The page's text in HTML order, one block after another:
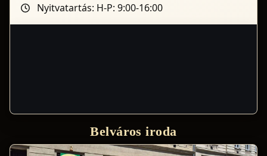
Nyitvatartás: H-P: 9:00-16:00
Belváros iroda